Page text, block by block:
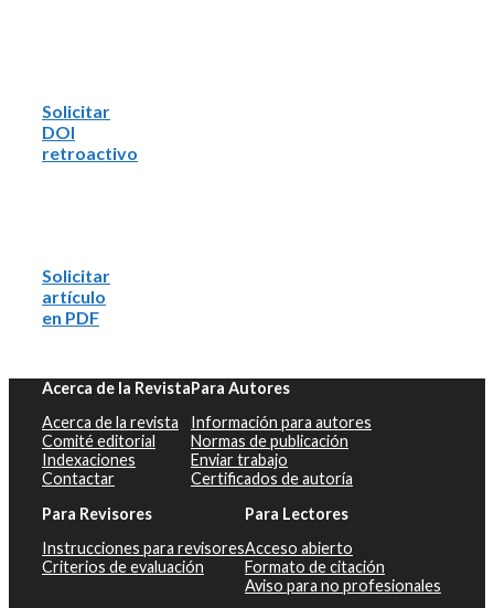
Solicitar
DOI
retroactivo
Solicitar
artículo
en PDF
Acerca de la Revista
Acerca de la revista
Comité editorial
Indexaciones
Contactar
Para Autores
Información para autores
Normas de publicación
Enviar trabajo
Certificados de autoría
Para Revisores
Instrucciones para revisores
Criterios de evaluación
Para Lectores
Acceso abierto
Formato de citación
Aviso para no profesionales